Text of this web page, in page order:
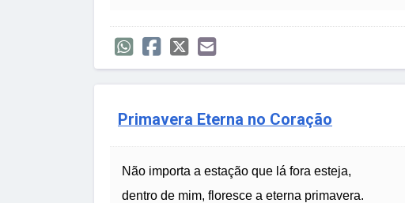
Primavera Eterna no Coração
Não importa a estação que lá fora esteja,
dentro de mim, floresce a eterna primavera.